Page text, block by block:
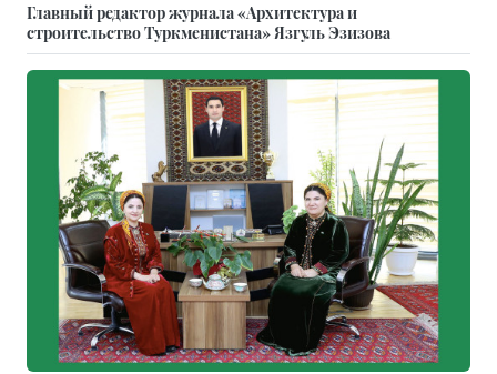
Главный редактор журнала «Архитектура и
строительство Туркменистана» Язгуль Эзизова